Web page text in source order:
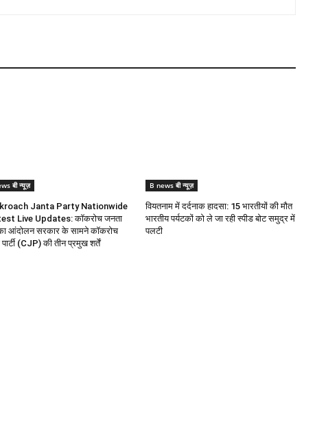
बी न्यूज़
Janta Party Nationwide
Live Updates: कॉकरोच जनता
का आंदोलन सरकार के सामने कॉकरोच
(CJP) की तीन प्रमुख शर्तें
B news बी न्यूज़
वियतनाम में दर्दनाक हादसा: 15 भारतीयों की मौत
भारतीय पर्यटकों को ले जा रही स्पीड बोट समुद्र में
पलटी